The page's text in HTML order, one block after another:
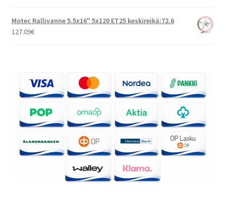
Motec Rallivanne 5.5x16" 5x120 ET25 keskireikä:72.6
127.09€